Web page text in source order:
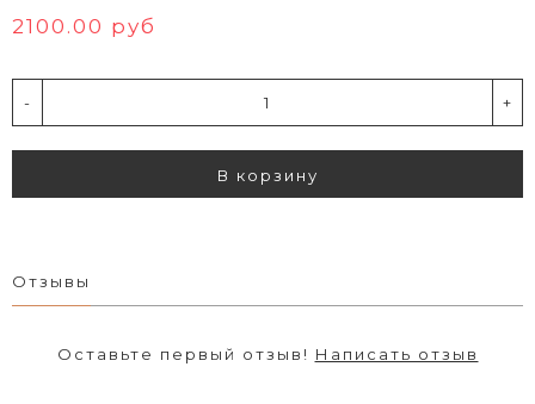
2100.00 руб
- +
В корзину
Отзывы
Оставьте первый отзыв! Написать отзыв